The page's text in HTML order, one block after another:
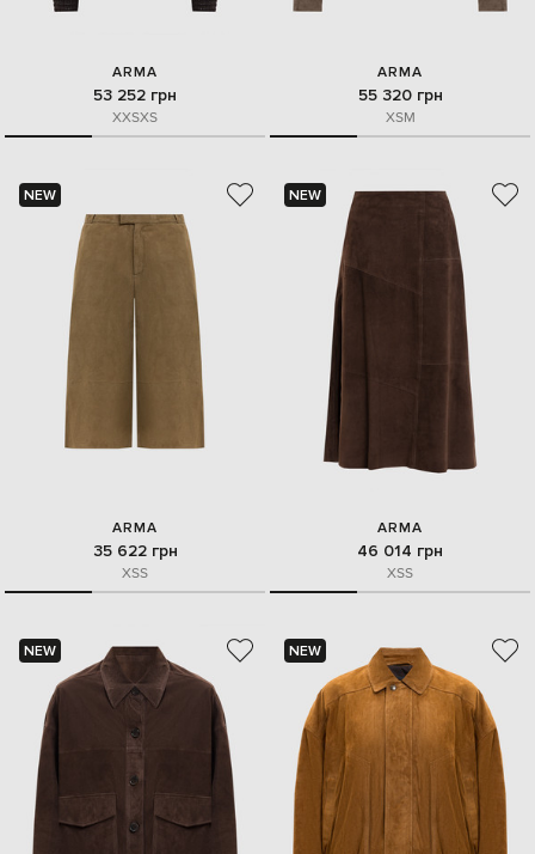
ARMA
53 252 грн
XXSXS
ARMA
55 320 грн
XSM
NEW
ARMA
35 622 грн
XSS
NEW
ARMA
46 014 грн
XSS
NEW NEW